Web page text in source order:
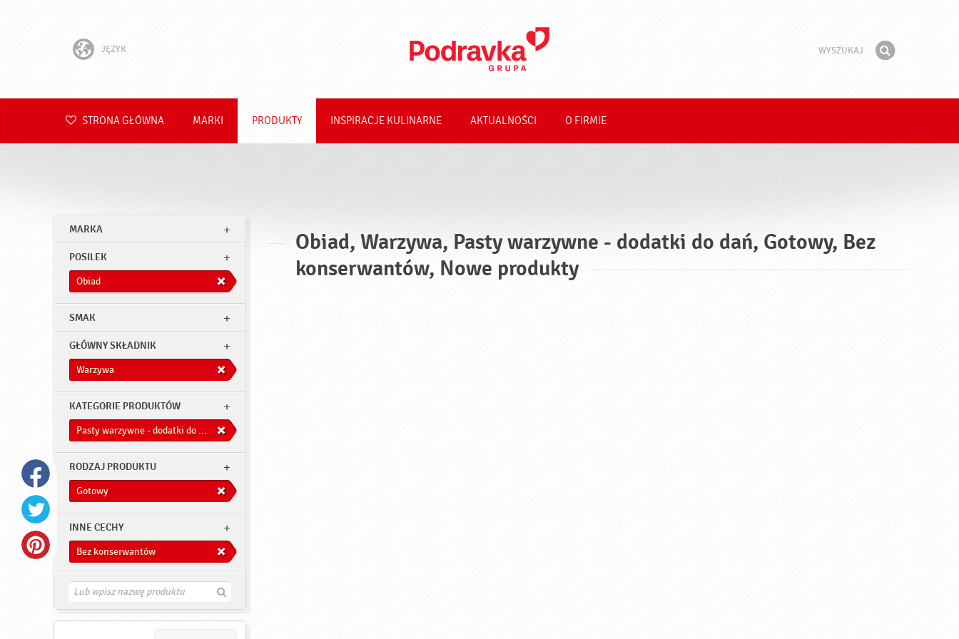
JĘZYK
Hrvatski
Română
Deutsch
STRONA GŁÓWNA MARKI PRODUKTY INSPIRACJE KULINARNE AKTUALNOŚCI O FIRMIE
MARKA
POSILEK
Obiad
SMAK
GŁÓWNY SKŁADNIK
Warzywa
KATEGORIE PRODUKTÓW
Pasty warzywne - dodatki do dań
RODZAJ PRODUKTU
Gotowy
INNE CECHY
Bez konserwantów
Z
Obiad, Warzywa, Pasty warzywne - dodatki do dań, Gotowy, Bez
konserwantów, Nowe produkty